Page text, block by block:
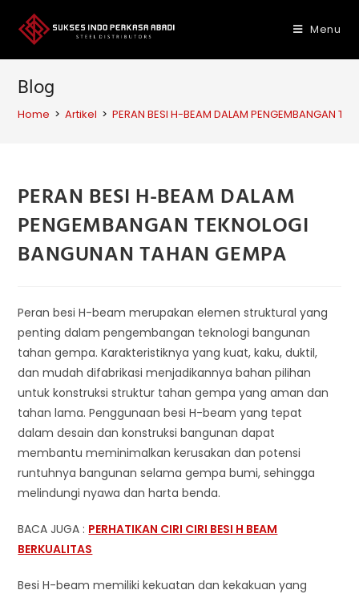
content
Menu
Blog
Home > Artikel > PERAN BESI H-BEAM DALAM PENGEMBANGAN
PERAN BESI H-BEAM DALAM
PENGEMBANGAN TEKNOLOGI
BANGUNAN TAHAN GEMPA
Peran besi H-beam merupakan elemen struktural yang
penting dalam pengembangan teknologi bangunan
tahan gempa. Karakteristiknya yang kuat, kaku, duktil,
dan mudah difabrikasi menjadikannya bahan pilihan
untuk konstruksi struktur tahan gempa yang aman dan
tahan lama. Penggunaan besi H-beam yang tepat
dalam desain dan konstruksi bangunan dapat
membantu meminimalkan kerusakan dan potensi
runtuhnya bangunan selama gempa bumi, sehingga
melindungi nyawa dan harta benda.
BACA JUGA : PERHATIKAN CIRI CIRI BESI H BEAM
BERKUALITAS
Besi H-beam memiliki kekuatan dan kekakuan yang